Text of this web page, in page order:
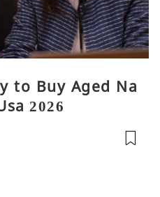
to Buy Aged Na
2026